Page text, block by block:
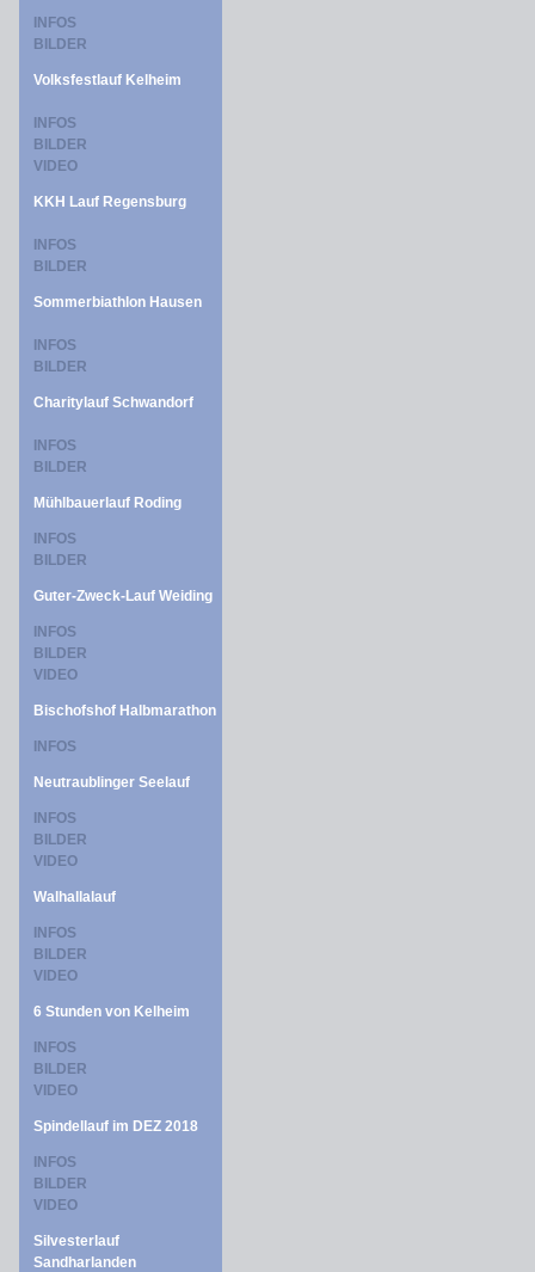
INFOS
BILDER
Volksfestlauf Kelheim
INFOS
BILDER
VIDEO
KKH Lauf Regensburg
INFOS
BILDER
Sommerbiathlon Hausen
INFOS
BILDER
Charitylauf Schwandorf
INFOS
BILDER
Mühlbauerlauf Roding
INFOS
BILDER
Guter-Zweck-Lauf Weiding
INFOS
BILDER
VIDEO
Bischofshof Halbmarathon
INFOS
Neutraublinger Seelauf
INFOS
BILDER
VIDEO
Walhallalauf
INFOS
BILDER
VIDEO
6 Stunden von Kelheim
INFOS
BILDER
VIDEO
Spindellauf im DEZ 2018
INFOS
BILDER
VIDEO
Silvesterlauf
Sandharlanden